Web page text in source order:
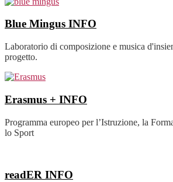
Blue Mingus INFO
Laboratorio di composizione e musica
progetto.
Erasmus + INFO
Programma europeo per l’Istruzione, la
lo Sport
readER INFO